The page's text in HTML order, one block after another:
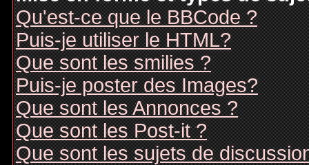
Qu'est-ce que le BBCode ?
Puis-je utiliser le HTML?
Que sont les smilies ?
Puis-je poster des Images?
Que sont les Annonces ?
Que sont les Post-it ?
Que sont les sujets de